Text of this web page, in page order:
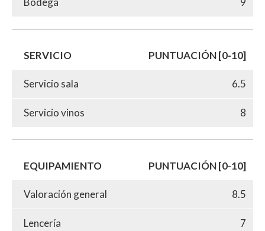
SERVICIO PUNTUACIÓN [0-10]
Servicio sala 6.5
Servicio vinos 8
EQUIPAMIENTO PUNTUACIÓN [0-10]
Valoración general 8.5
Lencería 7